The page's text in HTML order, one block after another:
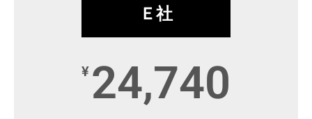
Ｅ社
¥ 24,740